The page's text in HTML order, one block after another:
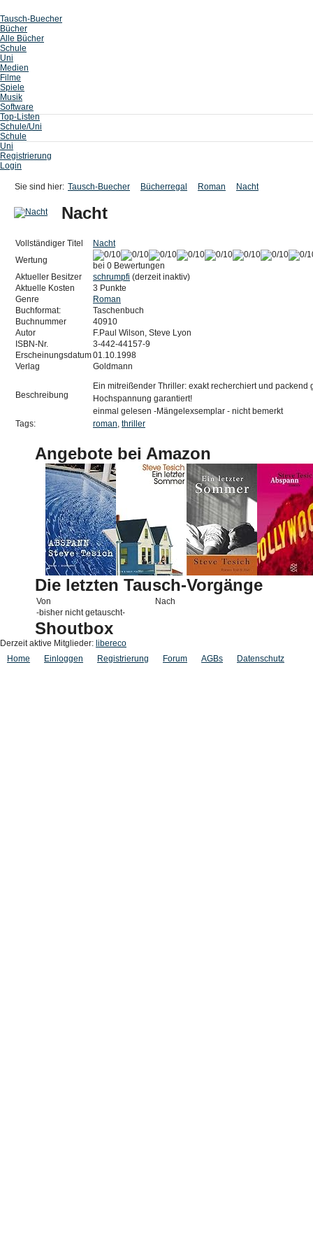
Tausch-Buecher
Bücher
Alle Bücher
Schule
Uni
Medien
Filme
Spiele
Musik
Software
Top-Listen
Schule/Uni
Schule
Uni
Registrierung
Login
Sie sind hier: Tausch-Buecher Bücherregal Roman Nacht
Nacht
Vollständiger Titel
Nacht
Wertung
bei 0 Bewertungen
Aktueller Besitzer
schrumpfi (derzeit inaktiv)
Aktuelle Kosten
3 Punkte
Genre
Roman
Buchformat:
Taschenbuch
Buchnummer
40910
Autor
F.Paul Wilson, Steve Lyon
ISBN-Nr.
3-442-44157-9
Erscheinungsdatum01.10.1998
Verlag
Goldmann
Beschreibung
Ein mitreißender Thriller: exakt recherchiert und packend
Hochspannung garantiert!
einmal gelesen -Mängelexsemplar - nicht bemerkt
Tags:
roman, thriller
Angebote bei Amazon
Die letzten Tausch-Vorgänge
Von
Nach
-bisher nicht getauscht-
Shoutbox
Derzeit aktive Mitglieder: libereco
Home
Einloggen Registrierung Forum AGBs Datenschutz